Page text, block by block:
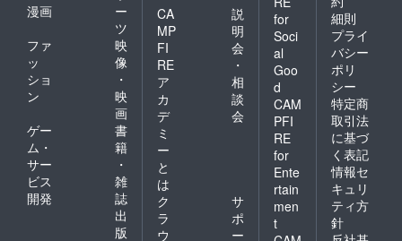
漫画
ー
ツ
ファ
ッ
ショ
ン
映
像
・
映
画
ゲー
ム・
サー
ビス
開発
書
籍
・
雑
誌
出
版
CA
MP
FI
RE
ア
カ
デ
ミ
ー
と
は
説
明
会
・
相
談
会
ク
ラ
ウ
サ
ポ
ー
for
Soci
al
Goo
d
CAM
PFI
RE
for
Ente
rtain
men
t
細則
プライ
バシー
ポリ
シー
特定商
取引法
に基づ
く表記
情報セ
キュリ
ティ方
針